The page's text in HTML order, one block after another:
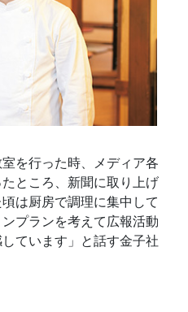
を行った時、メディア各
ところ、新聞に取り上げ
は厨房で調理に集中して
プランを考えて広報活動
ています」と話す金子社